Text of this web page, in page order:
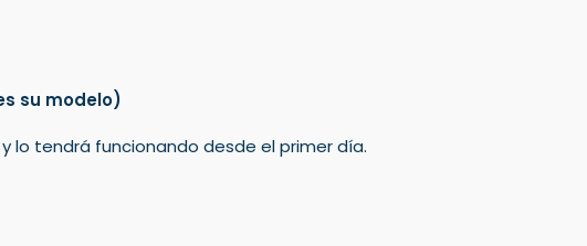
su modelo)
lo tendrá funcionando desde el primer día.